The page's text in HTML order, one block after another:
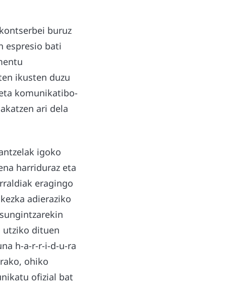
buruz
espresio bati
ikusten duzu
komunikatibo-
ari dela
igoko
harriduraz eta
eragingo
adieraziko
utziko dituen
h-a-r-r-i-d-u-ra
ohiko
ofizial bat